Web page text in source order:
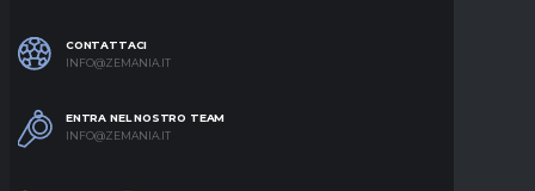
CONTATTACI
INFO@ZEMANIA.IT
ENTRA NEL NOSTRO TEAM
INFO@ZEMANIA.IT